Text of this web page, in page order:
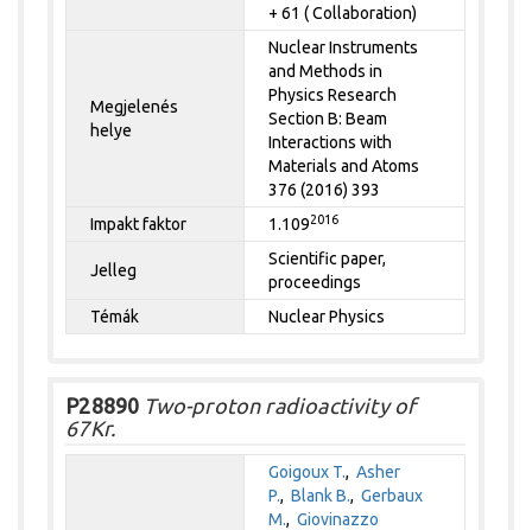
+ 61 ( Collaboration)
Megjelenés
helye
Nuclear Instruments
and Methods in
Physics Research
Section B: Beam
Interactions with
Materials and Atoms
376 (2016) 393
Impakt faktor
1.1092016
Jelleg
Scientific paper,
proceedings
Témák
Nuclear Physics
P28890 Two-proton radioactivity of
67Kr.
Goigoux T.,Asher
P.,Blank B.,Gerbaux
M.,Giovinazzo